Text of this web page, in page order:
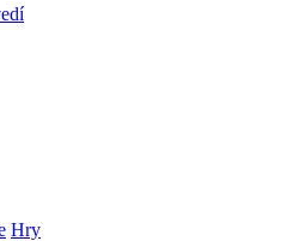
Hry